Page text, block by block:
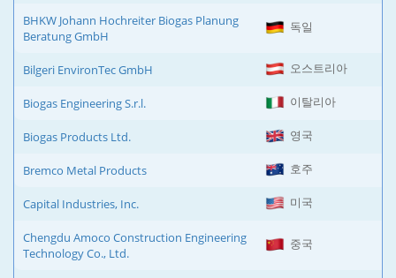
BHKW Johann Hochreiter Biogas Planung
Beratung GmbH
독일
Bilgeri EnvironTec GmbH 오스트리아
Biogas Engineering S.r.l. 이탈리아
Biogas Products Ltd. 영국
Bremco Metal Products 호주
Capital Industries, Inc. 미국
Chengdu Amoco Construction Engineering
Technology Co., Ltd.
중국